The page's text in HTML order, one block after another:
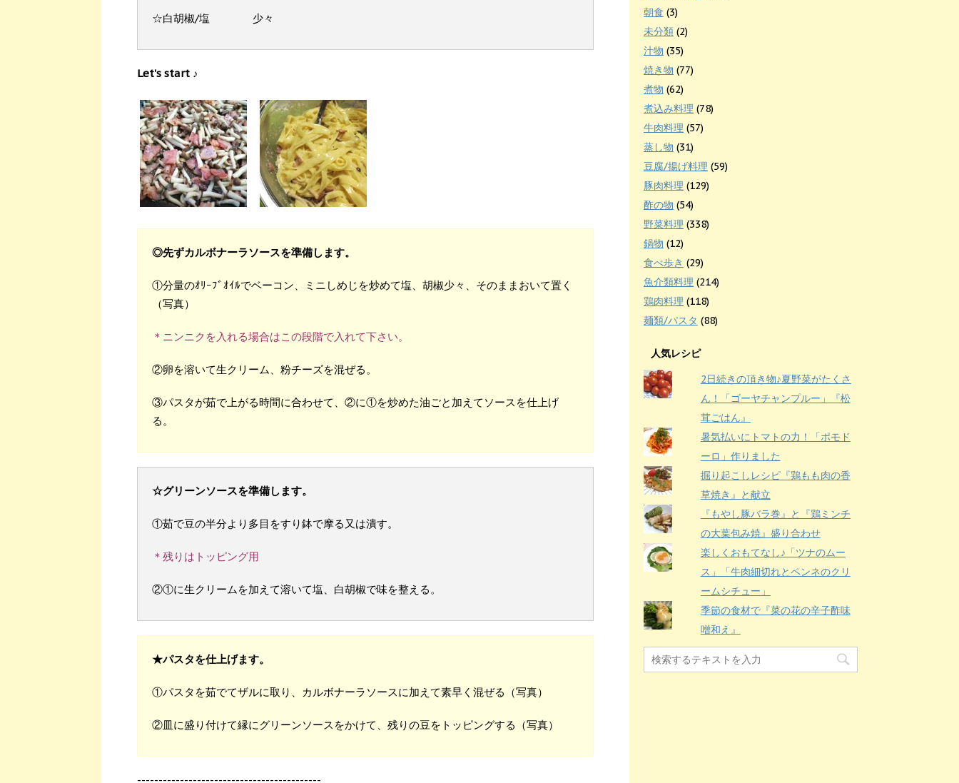
☆白胡椒/塩 少々
Let's start ♪
◎先ずカルボナーラソースを準備します。
①分量のｵﾘｰﾌﾞｵｲﾙでベーコン、ミニしめじを炒めて塩、胡椒少々、そのままおいて置く
（写真）
＊ニンニクを入れる場合はこの段階で入れて下さい。
②卵を溶いて生クリーム、粉チーズを混ぜる。
③パスタが茹で上がる時間に合わせて、②に①を炒めた油ごと加えてソースを仕上げ
る。
☆グリーンソースを準備します。
①茹で豆の半分より多目をすり鉢で摩る又は潰す。
＊残りはトッピング用
②①に生クリームを加えて溶いて塩、白胡椒で味を整える。
★パスタを仕上げます。
①パスタを茹でてザルに取り、カルボナーラソースに加えて素早く混ぜる（写真）
②皿に盛り付けて縁にグリーンソースをかけて、残りの豆をトッピングする（写真）
-------------------------------------------
朝食 (3)
未分類 (2)
汁物 (35)
焼き物 (77)
煮物 (62)
煮込み料理 (78)
牛肉料理 (57)
蒸し物 (31)
豆腐/揚げ料理 (59)
豚肉料理 (129)
酢の物 (54)
野菜料理 (338)
鍋物 (12)
食べ歩き (29)
魚介類料理 (214)
鶏肉料理 (118)
麺類/パスタ (88)
人気レシピ
2日続きの頂き物♪夏野菜がたくさ
ん！「ゴーヤチャンプルー」『松
茸ごはん』
暑気払いにトマトの力！「ポモド
ーロ」作りました
掘り起こしレシピ『鶏もも肉の香
草焼き』と献立
『もやし豚バラ巻』と『鶏ミンチ
の大葉包み焼』盛り合わせ
楽しくおもてなし♪「ツナのムー
ス」「牛肉細切れとペンネのクリ
ームシチュー」
季節の食材で『菜の花の辛子酢味
噌和え』